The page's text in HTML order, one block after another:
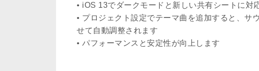
• iOS 13でダークモードと新しい共有シートに対
• プロジェクト設定でテーマ曲を追加すると、サ
せて自動調整されます
• パフォーマンスと安定性が向上します